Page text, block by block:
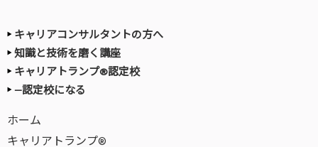
キャリアコンサルタントの方へ
知識と技術を磨く講座
キャリアトランプ®認定校
—認定校になる
ホーム
キャリアトランプ®